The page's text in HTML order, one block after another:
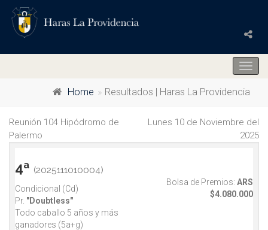
Home Resultados | Haras La Providencia
Reunión 104 Hipódromo de
Palermo
Lunes 10 de Noviembre del
2025
4ª (2025111010004)
Condicional (Cd)
Pr. "Doubtless"
Todo caballo 5 años y más
ganadores (5a+g)
Bolsa de Premios: ARS
$4.080.000